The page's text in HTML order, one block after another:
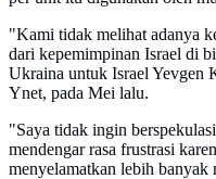
"Kami tidak melihat adanya
dari kepemimpinan Israel di
Ukraina untuk Israel Yevgen
Ynet, pada Mei lalu.
"Saya tidak ingin
mendengar rasa frustrasi
menyelamatkan lebih banyak